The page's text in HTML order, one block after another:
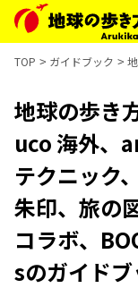
TOP ガイドブック
地球の歩き
uco 海外、
テクニック
朱印、旅の
コラボ、
sのガイド